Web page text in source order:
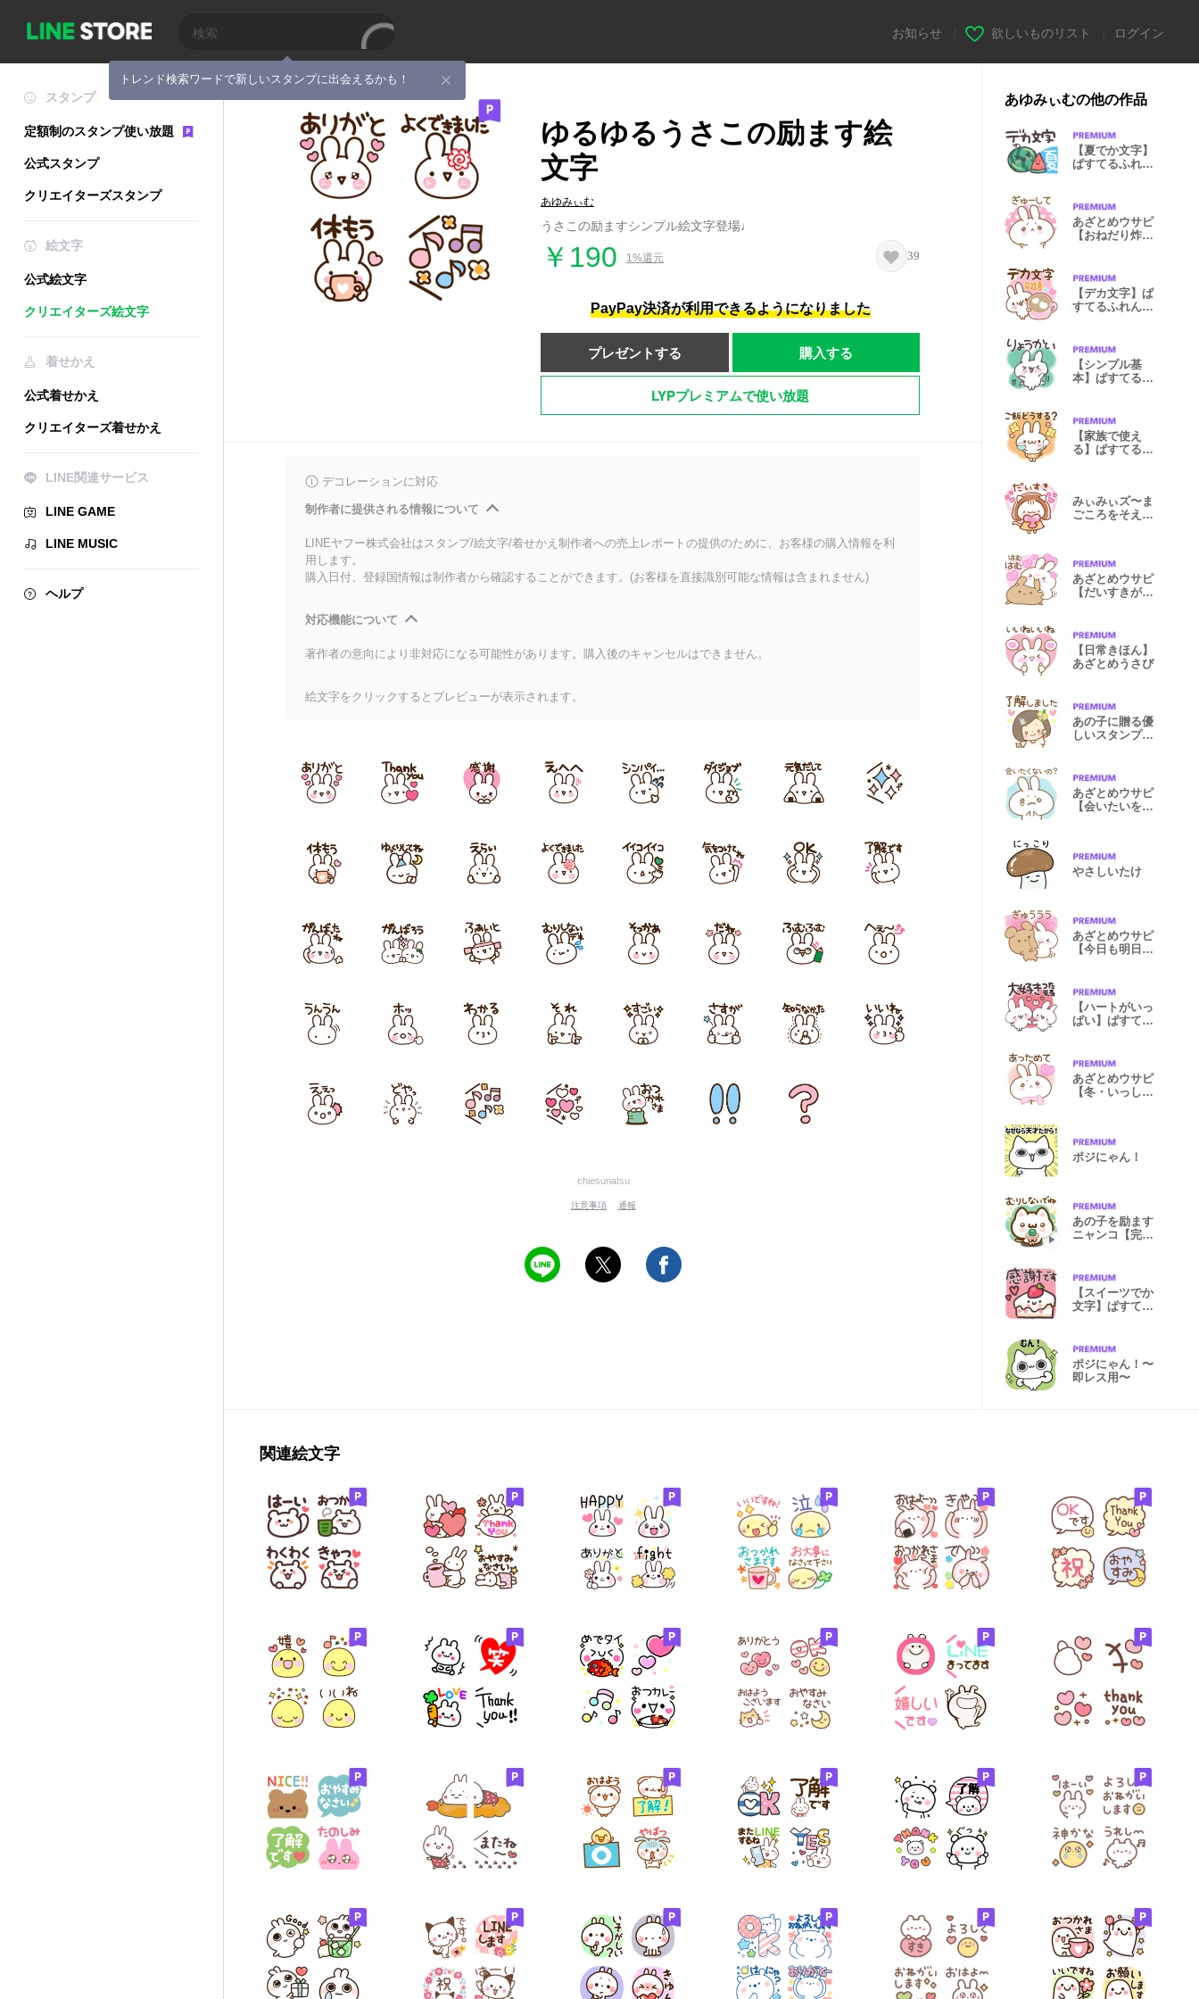
トレンド検索ワードで新しいスタンプに出会えるかも！
お知らせ 欲しいものリスト ログイン
スタンプ
定額制のスタンプ使い放題
公式スタンプ
クリエイターズスタンプ
絵文字
公式絵文字
クリエイターズ絵文字
着せかえ
公式着せかえ
クリエイターズ着せかえ
LINE関連サービス
LINE GAME
LINE MUSIC
ヘルプ
ゆるゆるうさこの励ます絵
文字
あゆみぃむ
うさこの励ますシンプル絵文字登場♩
￥190 1%還元 39
PayPay決済が利用できるようになりました
プレゼントする 購入する
LYPプレミアムで使い放題
デコレーションに対応
制作者に提供される情報について
LINEヤフー株式会社はスタンプ/絵文字/着せかえ制作者への売上レポートの提供のために、お客様の購入情報を利
用します。
購入日付、登録国情報は制作者から確認することができます。(お客様を直接識別可能な情報は含まれません)
対応機能について
著作者の意向により非対応になる可能性があります。購入後のキャンセルはできません。
絵文字をクリックするとプレビューが表示されます。
chiesunatsu
注意事項 通報
あゆみぃむの他の作品
【夏でか文字】
ぱすてるふれん
あざとめウサピ
【おねだり炸裂
【デカ文字】ぱ
すてるふれん
【シンプル基
本】ぱすてるふ
【家族で使え
る】ぱすてるふ
みぃみぃズ〜ま
ごころをそえ
あざとめウサピ
【だいすきが止
【日常きほん】
あざとめうさぴ
あの子に贈る優
しいスタンプ
あざとめウサピ
【会いたいを伝
やさしいたけ
あざとめウサピ
【今日も明日も
【ハートがいっ
ぱい】ぱすてる
あざとめウサピ
【冬・いっしょ
ポジにゃん！
あの子を励ます
ニャンコ【完全
【スイーツでか
文字】ぱすてる
ポジにゃん！〜
即レス用〜
関連絵文字